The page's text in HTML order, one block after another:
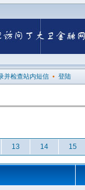
并检查站内短信 • 登陆
13 14 15